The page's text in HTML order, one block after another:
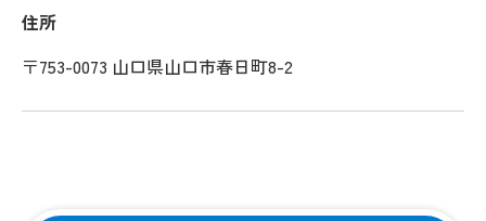
住所
〒753-0073 山口県山口市春日町8-2